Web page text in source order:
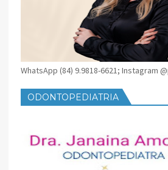
WhatsApp (84) 9.9818-6621; Instagram
ODONTOPEDIATRIA